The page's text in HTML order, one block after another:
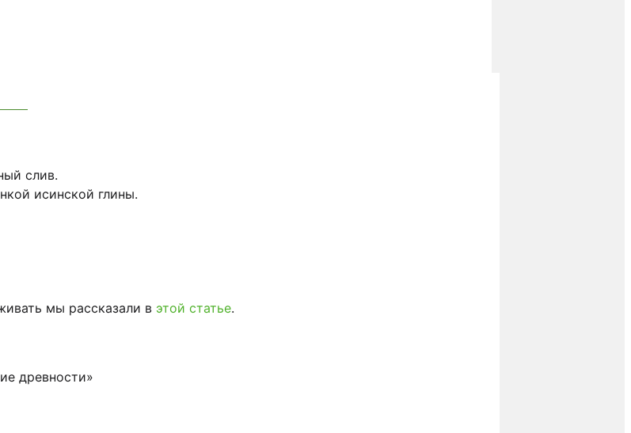
слив.
исинской глины.
мы рассказали в этой статье.
древности»